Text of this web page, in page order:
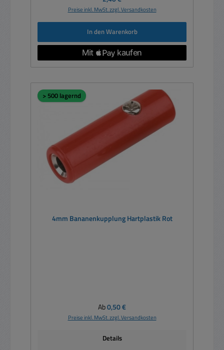
Preise inkl. MwSt. zzgl. Versandkosten
In den Warenkorb
> 500 lagernd
4mm Bananenkupplung Hartplastik Rot
Regulärer Preis:
Ab0,50 €
Preise inkl. MwSt. zzgl. Versandkosten
Details